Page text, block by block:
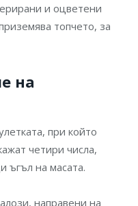
и оцветени
топчето, за
на
при който
четири числа,
ъгъл на масата.
направени на